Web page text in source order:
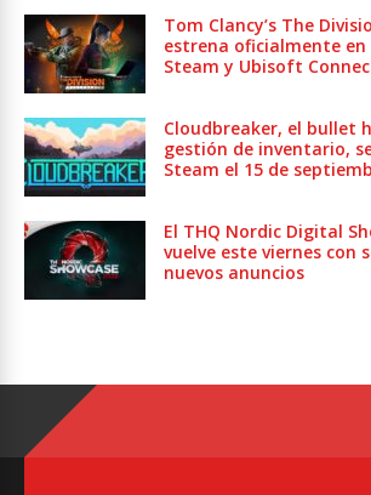
Tom Clancy’s The
estrena oficialmente en
Steam y Ubisoft
Cloudbreaker, el bullet
gestión de inventario,
Steam el 15 de
El THQ Nordic Digital
vuelve este viernes con
nuevos anuncios